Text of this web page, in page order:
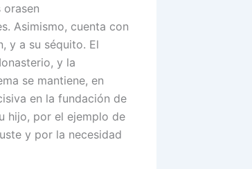
orasen
Asimismo, cuenta con
y a su séquito. El
y la
se mantiene, en
en la fundación de
hijo, por el ejemplo de
y por la necesidad